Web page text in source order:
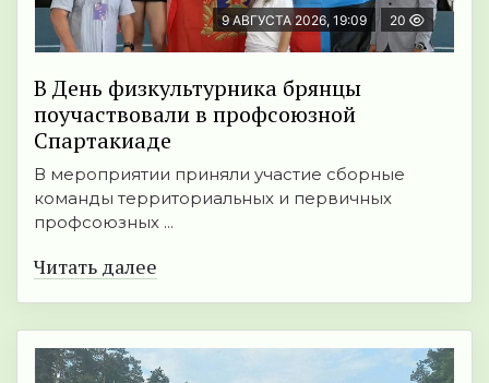
9 АВГУСТА 2026, 19:09 20
В День физкультурника брянцы
поучаствовали в профсоюзной
Спартакиаде
В мероприятии приняли участие сборные
команды территориальных и первичных
профсоюзных ...
Читать далее